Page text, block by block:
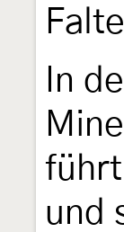
In
und